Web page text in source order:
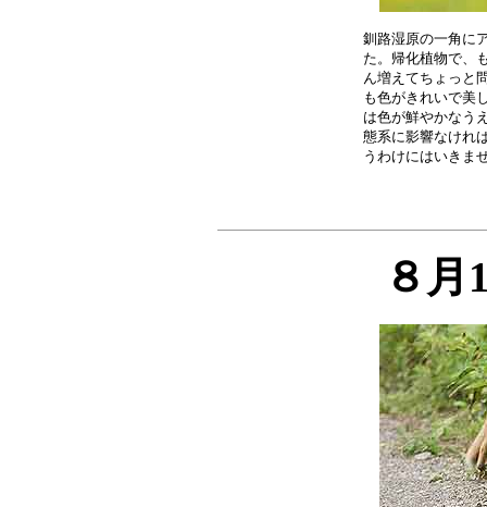
釧路湿原の一角に
た。帰化植物で、
ん増えてちょっと
も色がきれいで美
は色が鮮やかなう
態系に影響なけれ
８月